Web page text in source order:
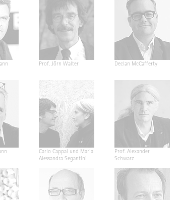
Prof. Jörn Walter Declan McCafferty
Carlo Cappai und Maria
Alessandra Segantini
Prof. Alexander
Schwarz